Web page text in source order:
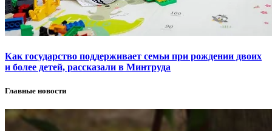
Как государство поддерживает семьи при рождении двоих
и более детей, рассказали в Минтруда
Главные новости